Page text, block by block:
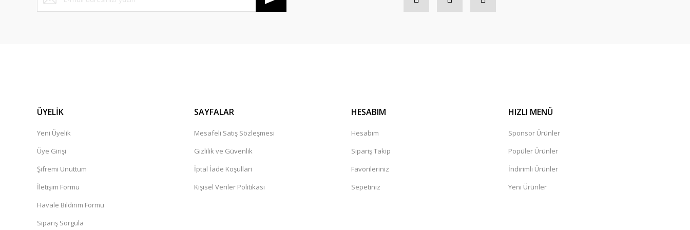
ÜYELİK
Yeni Üyelik
Üye Girişi
Şifremi Unuttum
İletişim Formu
Havale Bildirim Formu
Sipariş Sorgula
SAYFALAR
Mesafeli Satış Sözleşmesi
Gizlilik ve Güvenlik
İptal İade Koşullari
Kişisel Veriler Politikası
HESABIM
Hesabım
Sipariş Takip
Favorileriniz
Sepetiniz
HIZLI MENÜ
Sponsor Ürünler
Popüler Ürünler
İndirimli Ürünler
Yeni Ürünler